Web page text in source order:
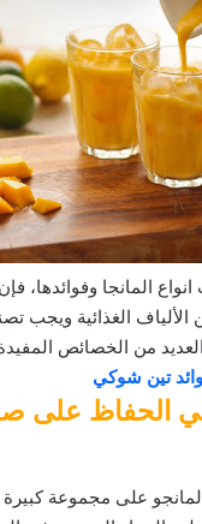
المانجا وفوائدها،
الغذائية ويجب
من الخصائص
تين شوكي
الحفاظ على
على مجموعة كبيرة